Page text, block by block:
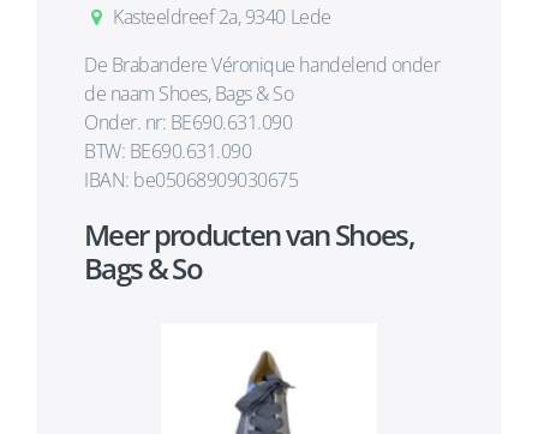
Kasteeldreef 2a, 9340 Lede
De Brabandere Véronique handelend onder
de naam Shoes, Bags & So
Onder. nr: BE690.631.090
BTW: BE690.631.090
IBAN: be05068909030675
Meer producten van Shoes,
Bags & So